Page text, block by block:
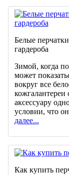
Белые
гардероба
Зимой, когда
может
вокруг все
кожгалантереи
аксессуару
условии, что
далее...
Как купить